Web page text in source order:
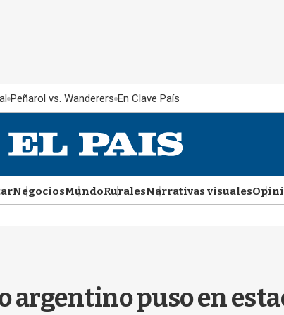
Peñarol vs. Wanderers En Clave País
NegociosMundoRuralesNarrativas visuales
argentino puso en